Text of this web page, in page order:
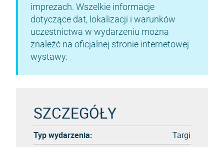
imprezach. Wszelkie informacje
dotyczące dat, lokalizacji i warunków
uczestnictwa w wydarzeniu można
znaleźć na oficjalnej stronie internetowej
wystawy.
SZCZEGÓŁY
Typ wydarzenia:
Targi